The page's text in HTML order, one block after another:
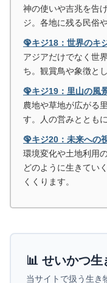
神の使いや吉兆を告
ジ。各地に残る民俗
🦚キジ18：世界の
アジアだけでなく世
ち。観賞鳥や象徴と
🦚キジ19：里山の
農地や草地が広がる
す。人の営みととも
🦚キジ20：未来へ
環境変化や土地利用
どのように生きてい
くくります。
📊 せいかつ
当サイトで扱う生き